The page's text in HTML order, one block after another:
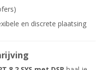
en discrete plaatsing